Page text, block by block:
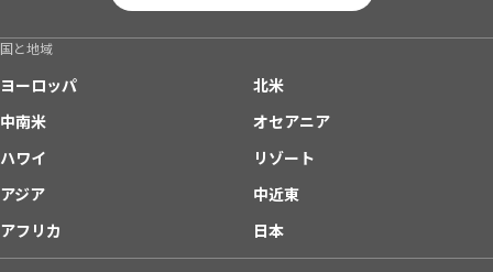
国と地域
ヨーロッパ
北米
中南米
オセアニア
ハワイ
リゾート
アジア
中近東
アフリカ
日本